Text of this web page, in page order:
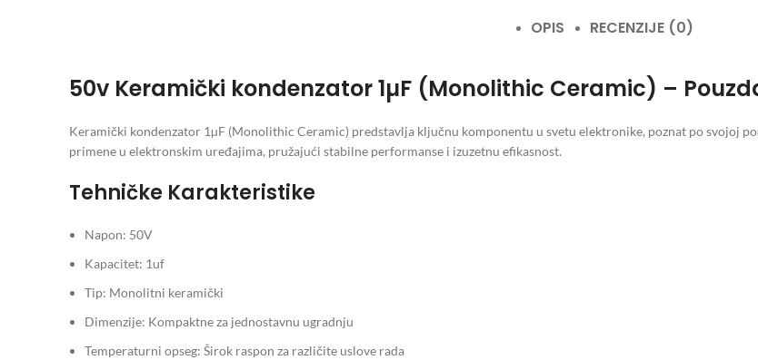
OPIS RECENZIJE (0)
50v Keramički kondenzator 1µF (Monolithic Ceramic) –
Keramički kondenzator 1µF (Monolithic Ceramic) predstavlja ključnu komponentu u svetu elektronike, poznat po svojoj
primene u elektronskim uređajima, pružajući stabilne performanse i izuzetnu efikasnost.
Tehničke Karakteristike
Napon: 50V
Kapacitet: 1uf
Tip: Monolitni keramički
Dimenzije: Kompaktne za jednostavnu ugradnju
Temperaturni opseg: Širok raspon za različite uslove rada